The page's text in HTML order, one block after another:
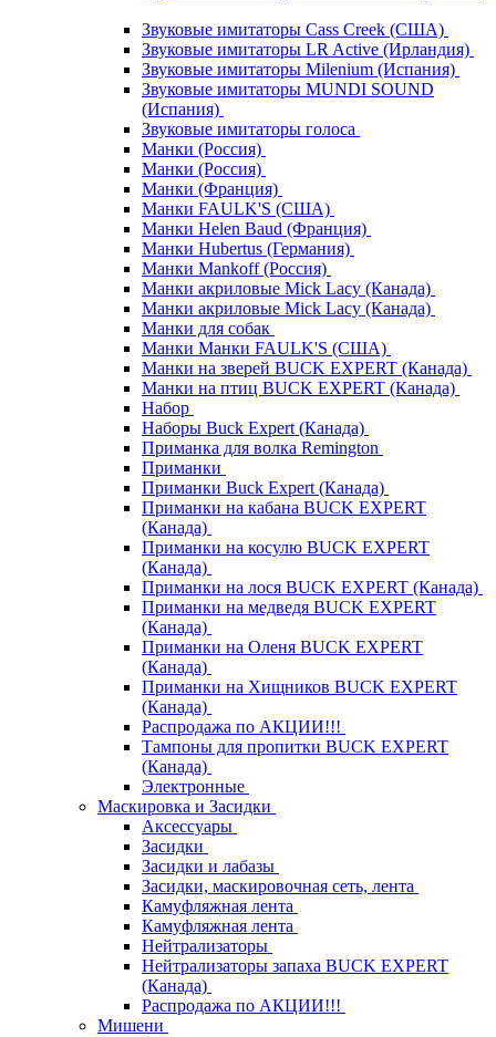
Звуковые имитаторы Cass Creek (США)
Звуковые имитаторы LR Active (Ирландия)
Звуковые имитаторы Milenium (Испания)
Звуковые имитаторы MUNDI SOUND
(Испания)
Звуковые имитаторы голоса
Манки (Россия)
Манки (Россия)
Манки (Франция)
Манки FAULK'S (США)
Манки Helen Baud (Франция)
Манки Hubertus (Германия)
Манки Mankoff (Россия)
Манки акриловые Mick Lacy (Канада)
Манки акриловые Mick Lacy (Канада)
Манки для собак
Манки Манки FAULK'S (США)
Манки на зверей BUCK EXPERT (Канада)
Манки на птиц BUCK EXPERT (Канада)
Набор
Наборы Buck Expert (Канада)
Приманка для волка Remington
Приманки
Приманки Buck Expert (Канада)
Приманки на кабана BUCK EXPERT
(Канада)
Приманки на косулю BUCK EXPERT
(Канада)
Приманки на лося BUCK EXPERT (Канада)
Приманки на медведя BUCK EXPERT
(Канада)
Приманки на Оленя BUCK EXPERT
(Канада)
Приманки на Хищников BUCK EXPERT
(Канада)
Распродажа по АКЦИИ!!!
Тампоны для пропитки BUCK EXPERT
(Канада)
Электронные
Маскировка и Засидки
Аксессуары
Засидки
Засидки и лабазы
Засидки, маскировочная сеть, лента
Камуфляжная лента
Камуфляжная лента
Нейтрализаторы
Нейтрализаторы запаха BUCK EXPERT
(Канада)
Распродажа по АКЦИИ!!!
Мишени